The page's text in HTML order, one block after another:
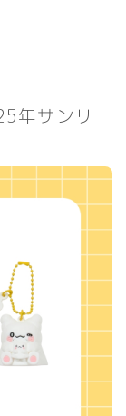
年サンリ